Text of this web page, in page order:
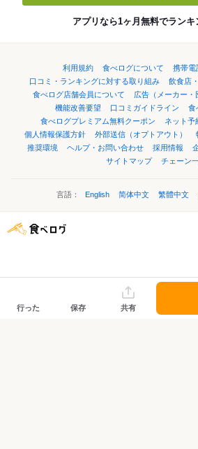
アプリなら1ヶ月無料でランキ
利用規約 食べログについて
携帯電
口コミ・ランキングに対する取り組み
飲食店
食べログ店舗会員について
広告（メーカー・
機能改善要望
口コミガイドライン
食
食べログプレミアム無料クーポン
ネット予
個人情報保護方針
外部送信（オプトアウト）
推奨環境
ヘルプ・お問い合わせ 採用情報
サイトマップ
チェーン
言語： English 简体中文 繁體中文
行った 保存 共有